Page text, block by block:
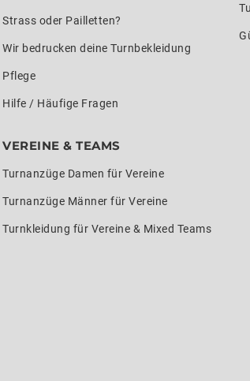
Strass oder Pailletten?
Wir bedrucken deine Turnbekleidung
Pflege
Hilfe / Häufige Fragen
VEREINE & TEAMS
Turnanzüge Damen für Vereine
Turnanzüge Männer für Vereine
Turnkleidung für Vereine & Mixed Teams